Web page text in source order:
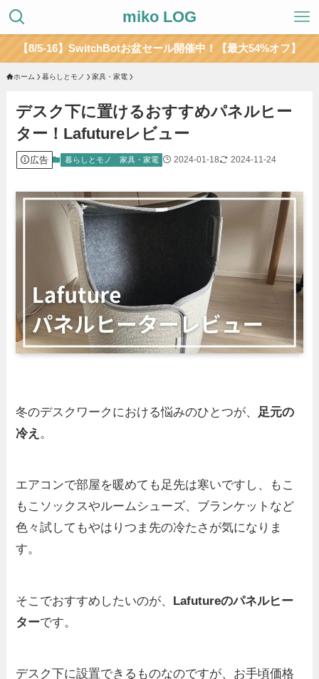
miko LOG
【8/5-16】SwitchBotお盆セール開催中！【最大54%オフ】
ホーム 暮らしとモノ 家具・家電
デスク下に置けるおすすめパネルヒー
ター！Lafutureレビュー
広告 暮らしとモノ 家具・家電 2024-01-18 2024-11-24
冬のデスクワークにおける悩みのひとつが、 足元の
冷え 。
エアコンで部屋を暖めても足先は寒いですし、もこ
もこソックスやルームシューズ、ブランケットなど
色々試してもやはりつま先の冷たさが気になりま
す。
そこでおすすめしたいのが、 Lafutureのパネルヒー
ターです。
デスク下に設置できるものなのですが、お手頃価格